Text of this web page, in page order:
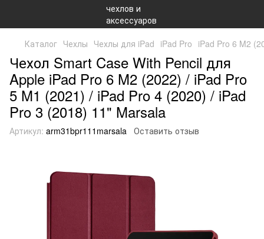
Каталог Чехлы Чехлы для iPad iPad Pro iPad Pro 6 M2
Чехол Smart Case With Pencil для
Apple iPad Pro 6 M2 (2022) / iPad Pro
5 M1 (2021) / iPad Pro 4 (2020) / iPad
Pro 3 (2018) 11" Marsala
Артикул: arm31bpr111marsala Оставить отзыв